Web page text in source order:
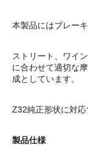
本製品にはブレー
ストリート、ワイ
に合わせて適切な
成としています。
Z32純正形状に対応
製品仕様